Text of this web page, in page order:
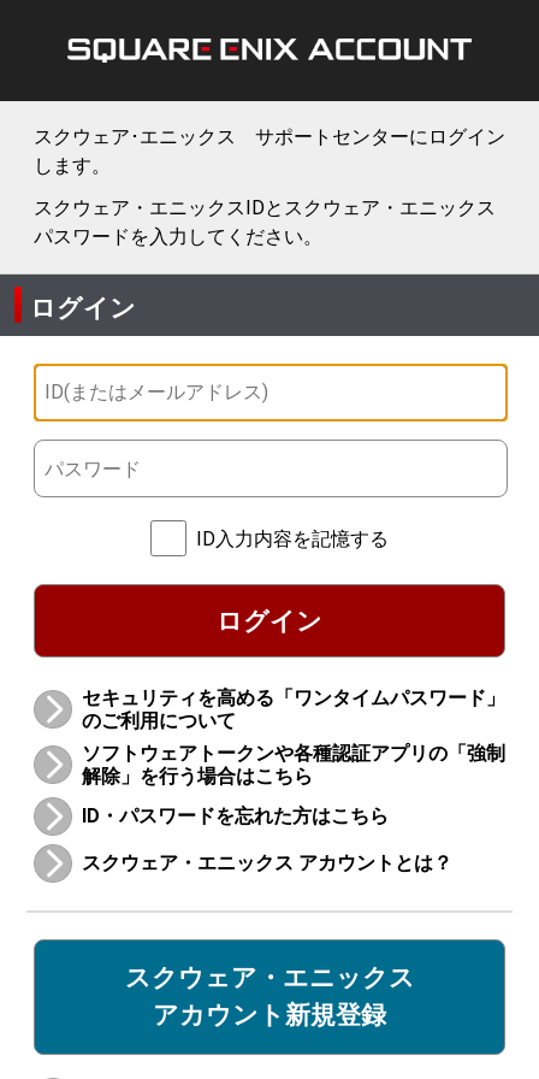
スクウェア･エニックス サポートセンターにログイン
します。
スクウェア・エニックスIDとスクウェア・エニックス
パスワードを入力してください。
ログイン
ID入力内容を記憶する
ログイン
セキュリティを高める「ワンタイムパスワード」
のご利用について
ソフトウェアトークンや各種認証アプリの「強制
解除」を行う場合はこちら
ID・パスワードを忘れた方はこちら
スクウェア・エニックス アカウントとは？
スクウェア・エニックス
アカウント新規登録